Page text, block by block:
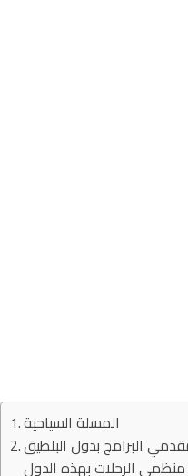
المسلة السياحية
البرامج بدول البلطيق